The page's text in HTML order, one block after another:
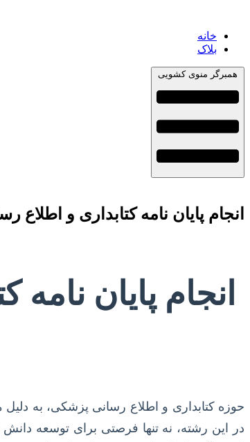
خانه
بلاک
همبرگر منوی کشویی
انجام پایان نامه کتابداری و
انجام پایان
حوزه کتابداری و اطلاع رسانی پزشکی، به
در این رشته، نه تنها فرصتی برای توسعه